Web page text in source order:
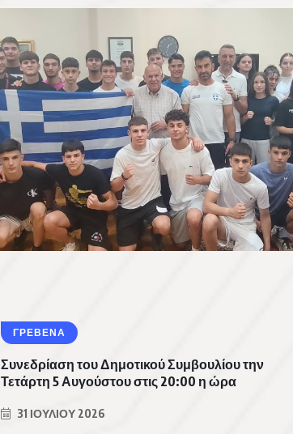
ΓΡΕΒΕΝΑ
Συνεδρίαση του Δημοτικού Συμβουλίου την
Τετάρτη 5 Αυγούστου στις 20:00 η ώρα
31 ΙΟΥΛΊΟΥ 2026